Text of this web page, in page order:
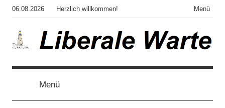
Zum
Inhalt
springen
06.08.2026 Herzlich willkommen! Menü
Liberale
Warte
Menü